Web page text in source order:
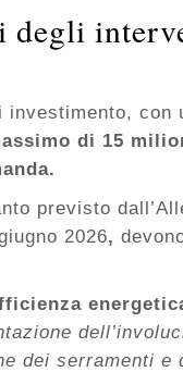
degli
investimento, con
di 15
previsto
2026,
dei serramenti e